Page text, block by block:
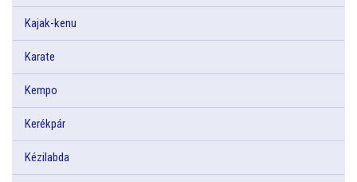
Kajak-kenu
Karate
Kempo
Kerékpár
Kézilabda